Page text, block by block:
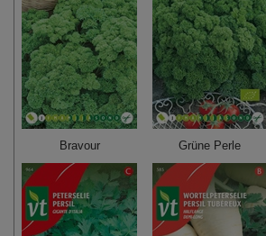
Bravour Grüne Perle